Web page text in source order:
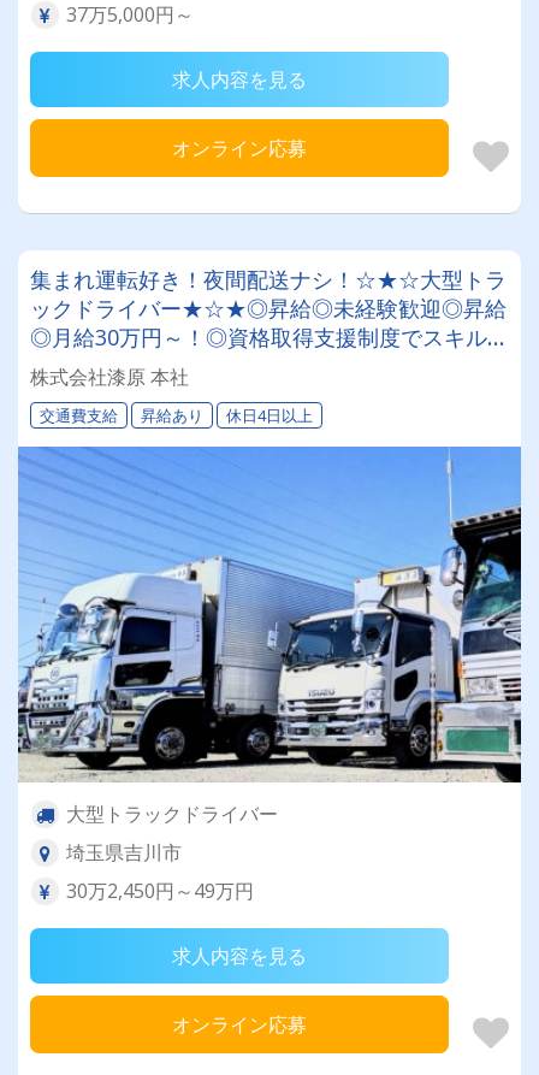
37万5,000円～
求人内容を見る
オンライン応募
集まれ運転好き！夜間配送ナシ！☆★☆大型トラ
ックドライバー★☆★◎昇給◎未経験歓迎◎昇給
◎月給30万円～！◎資格取得支援制度でスキルア
ップも✨
株式会社漆原 本社
交通費支給 昇給あり 休日4日以上
大型トラックドライバー
埼玉県吉川市
30万2,450円～49万円
求人内容を見る
オンライン応募